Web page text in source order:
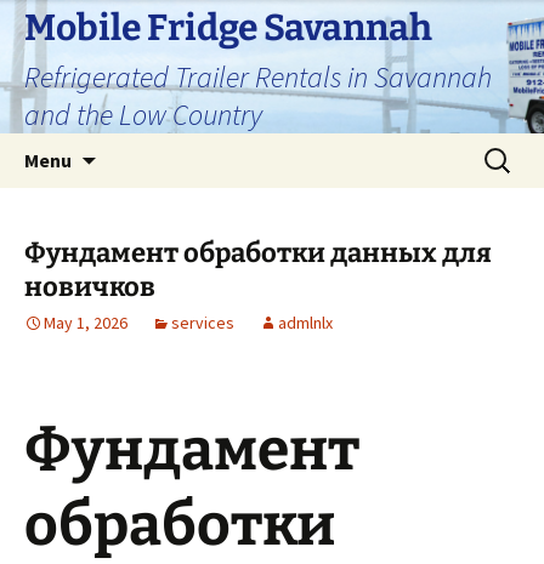
Skip
content
Mobile Fridge Savannah
Refrigerated Trailer Rentals in Savannah
and the Low Country
Menu
Search
for:
Фундамент обработки данных для
новичков
May 1, 2026 services admlnlx
Фундамент
обработки